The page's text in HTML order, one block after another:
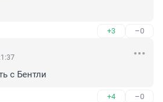
+3 –0
с Бентли
+4 –0